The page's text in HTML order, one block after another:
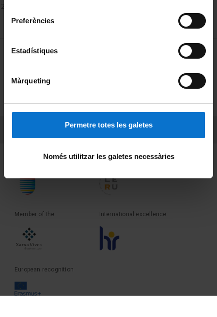
Preferències
Estadístiques
Màrqueting
Permetre totes les galetes
Només utilitzar les galetes necessàries
MENÚ PEU 1
Terms and privacy
Founder of the Member of the
Member of the International excellence
European recognition